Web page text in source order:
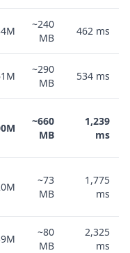
~240
MB
462 ms
~290
MB
534 ms
~660
MB
1,239
ms
~73
MB
1,775
ms
~80
MB
2,325
ms